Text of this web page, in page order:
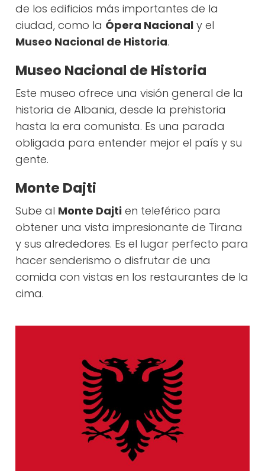
de los edificios más importantes de la
ciudad, como la Ópera Nacional y el
Museo Nacional de Historia.
Museo Nacional de Historia
Este museo ofrece una visión general de la
historia de Albania, desde la prehistoria
hasta la era comunista. Es una parada
obligada para entender mejor el país y su
gente.
Monte Dajti
Sube al Monte Dajti en teleférico para
obtener una vista impresionante de Tirana
y sus alrededores. Es el lugar perfecto para
hacer senderismo o disfrutar de una
comida con vistas en los restaurantes de la
cima.